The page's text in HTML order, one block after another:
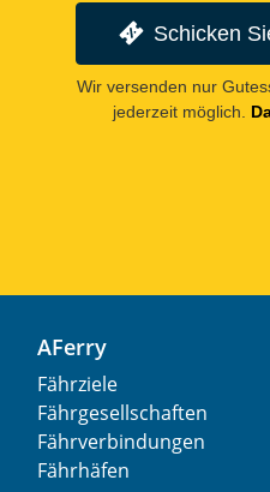
Schicken
Wir versenden nur
jederzeit möglich.
AFerry
Fährziele
Fährgesellschaften
Fährverbindungen
Fährhäfen